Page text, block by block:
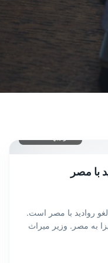
با مصر
روادید با مصر است.
به مصر. وزیر میراث